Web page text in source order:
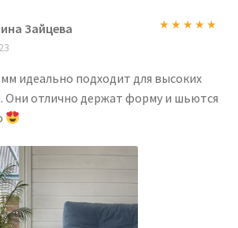
Зайцева
идеально подходит для высоких
Они отлично держат форму и шьются